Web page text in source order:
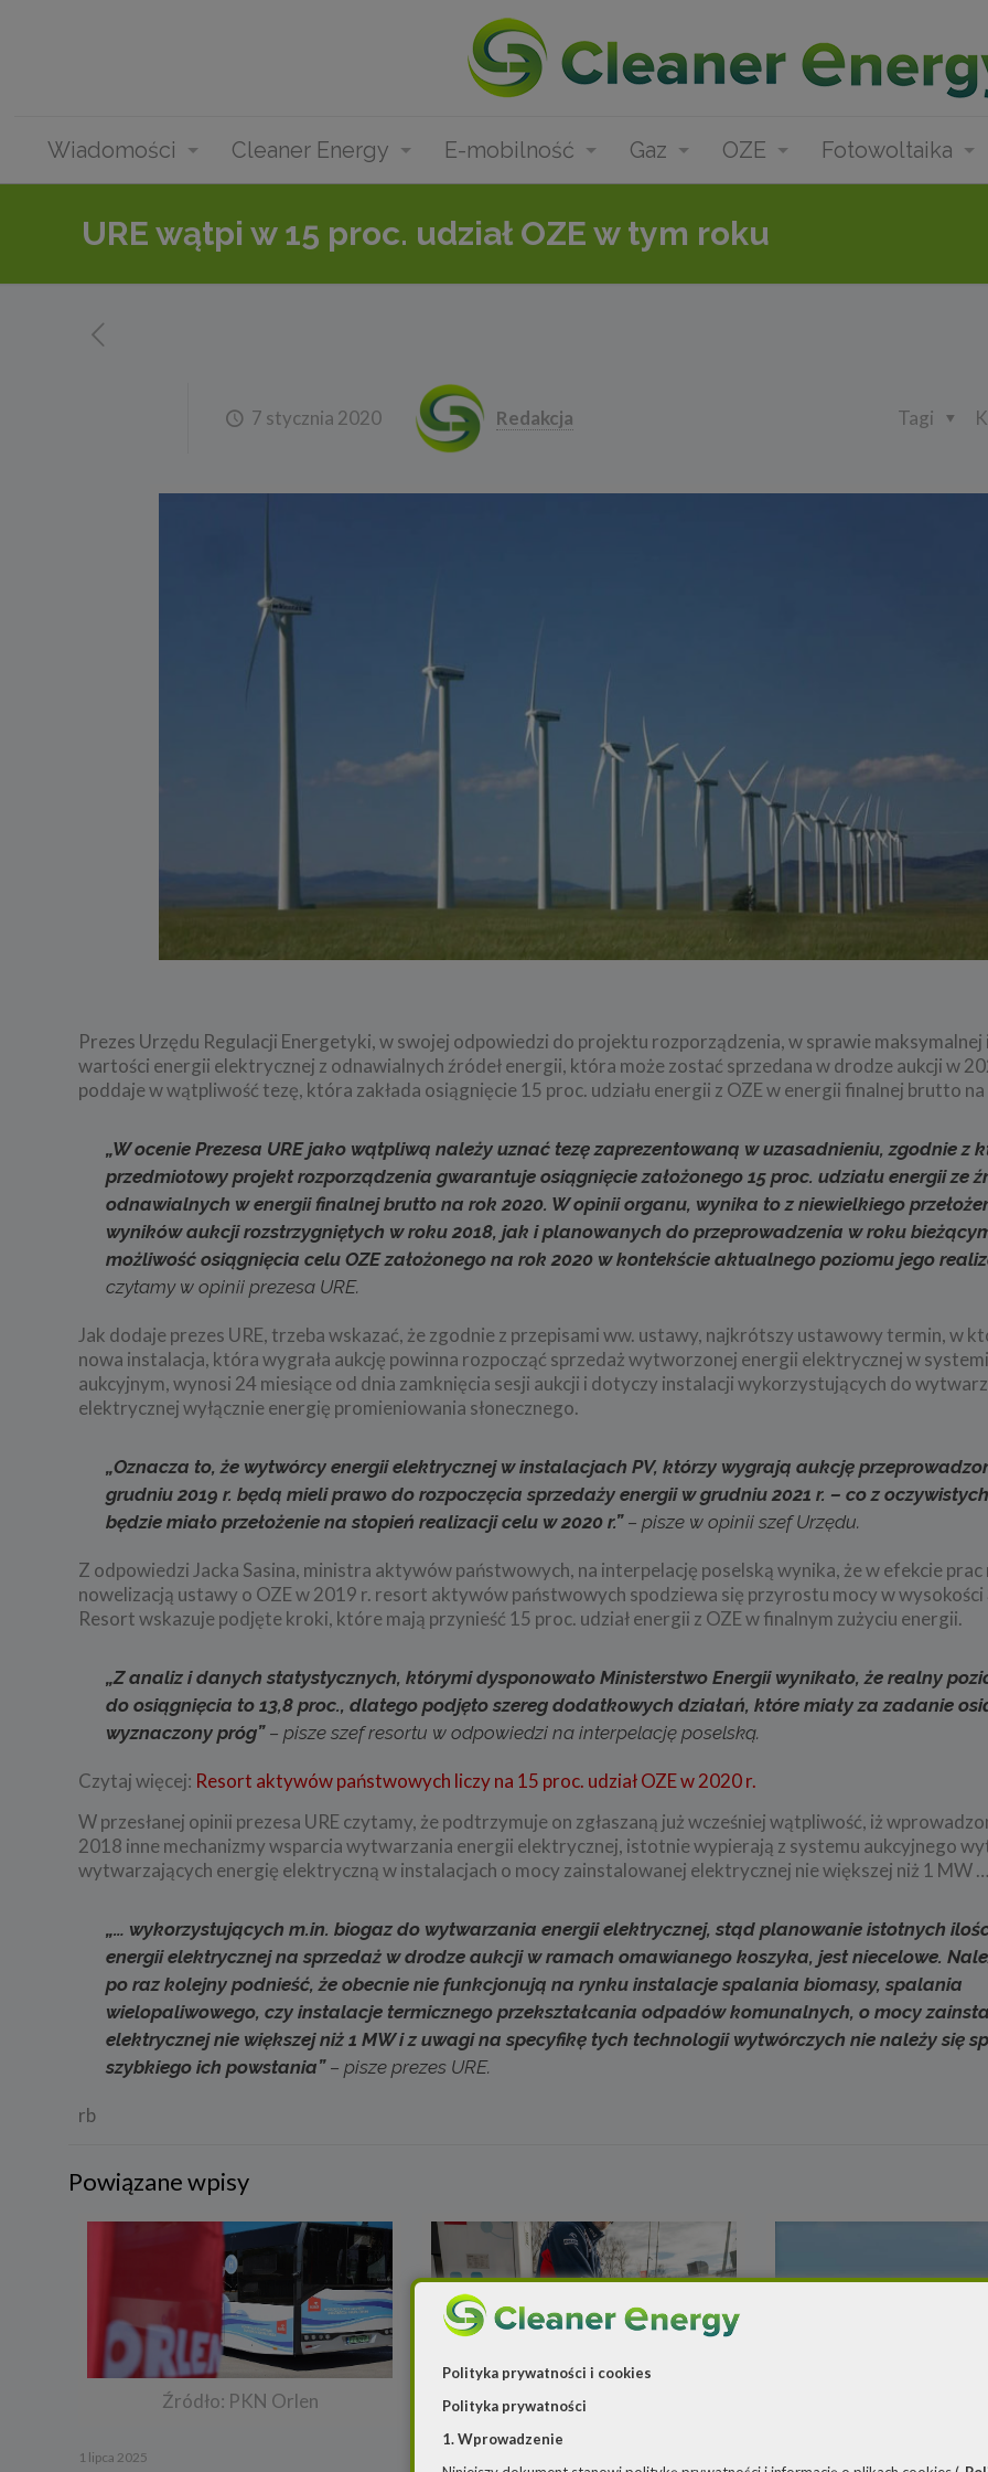
Wiadomości Cleaner Energy E-mobilność Gaz OZE Fotowoltaika
URE wątpi w 15 proc. udział OZE w tym roku
7 stycznia 2020 Redakcja Tagi
Prezes Urzędu Regulacji Energetyki, w swojej odpowiedzi do projektu rozporządzenia, w sprawie maksymalnej
wartości energii elektrycznej z odnawialnych źródeł energii, która może zostać sprzedana w drodze aukcji w
poddaje w wątpliwość tezę, która zakłada osiągnięcie 15 proc. udziału energii z OZE w energii finalnej brutto
„W ocenie Prezesa URE jako wątpliwą należy uznać tezę zaprezentowaną w uzasadnieniu, zgodnie z
przedmiotowy projekt rozporządzenia gwarantuje osiągnięcie założonego 15 proc. udziału energii ze
odnawialnych w energii finalnej brutto na rok 2020. W opinii organu, wynika to z niewielkiego
wyników aukcji rozstrzygniętych w roku 2018, jak i planowanych do przeprowadzenia w roku
możliwość osiągnięcia celu OZE założonego na rok 2020 w kontekście aktualnego poziomu jego
czytamy w opinii prezesa URE.
Jak dodaje prezes URE, trzeba wskazać, że zgodnie z przepisami ww. ustawy, najkrótszy ustawowy termin, w
nowa instalacja, która wygrała aukcję powinna rozpocząć sprzedaż wytworzonej energii elektrycznej w
aukcyjnym, wynosi 24 miesiące od dnia zamknięcia sesji aukcji i dotyczy instalacji wykorzystujących do
elektrycznej wyłącznie energię promieniowania słonecznego.
„Oznacza to, że wytwórcy energii elektrycznej w instalacjach PV, którzy wygrają aukcję
grudniu 2019 r. będą mieli prawo do rozpoczęcia sprzedaży energii w grudniu 2021 r. – co z
będzie miało przełożenie na stopień realizacji celu w 2020 r.”– pisze w opinii szef Urzędu.
Z odpowiedzi Jacka Sasina, ministra aktywów państwowych, na interpelację poselską wynika, że w efekcie prac
nowelizacją ustawy o OZE w 2019 r. resort aktywów państwowych spodziewa się przyrostu mocy w wysokości
Resort wskazuje podjęte kroki, które mają przynieść 15 proc. udział energii z OZE w finalnym zużyciu energii.
„Z analiz i danych statystycznych, którymi dysponowało Ministerstwo Energii wynikało, że realny
do osiągnięcia to 13,8 proc., dlatego podjęto szereg dodatkowych działań, które miały za zadanie
wyznaczony próg” – pisze szef resortu w odpowiedzi na interpelację poselską.
Czytaj więcej: Resort aktywów państwowych liczy na 15 proc. udział OZE w 2020 r.
W przesłanej opinii prezesa URE czytamy, że podtrzymuje on zgłaszaną już wcześniej wątpliwość, iż
2018 inne mechanizmy wsparcia wytwarzania energii elektrycznej, istotnie wypierają z systemu aukcyjnego
wytwarzających energię elektryczną w instalacjach o mocy zainstalowanej elektrycznej nie większej niż 1 MW
„… wykorzystujących m.in. biogaz do wytwarzania energii elektrycznej, stąd planowanie istotnych
energii elektrycznej na sprzedaż w drodze aukcji w ramach omawianego koszyka, jest niecelowe.
po raz kolejny podnieść, że obecnie nie funkcjonują na rynku instalacje spalania biomasy, spalania
wielopaliwowego, czy instalacje termicznego przekształcania odpadów komunalnych, o mocy
elektrycznej nie większej niż 1 MW i z uwagi na specyfikę tych technologii wytwórczych nie należy się
szybkiego ich powstania”– pisze prezes URE.
rb
Powiązane wpisy
Źródło: PKN Orlen
1 lipca 2025
Polityka prywatności i cookies
Polityka prywatności
1. Wprowadzenie